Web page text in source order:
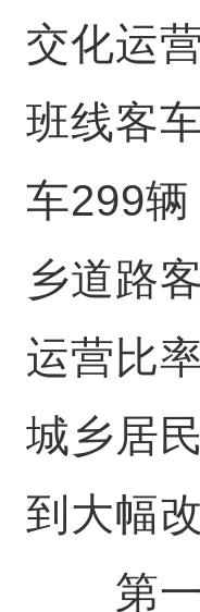
交化运
班线客
车299
乡道路
运营比
城乡居
到大幅改
第一